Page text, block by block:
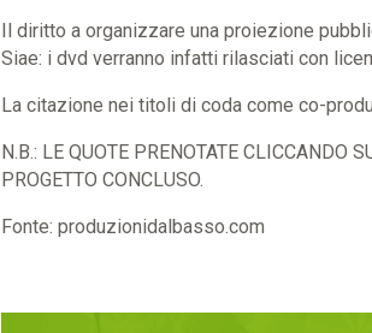
Il diritto a organizzare una proiezione
Siae: i dvd verranno infatti rilasciati con
La citazione nei titoli di coda come co-
N.B.: LE QUOTE PRENOTATE CLICCANDO
PROGETTO CONCLUSO.
Fonte: produzionidalbasso.com